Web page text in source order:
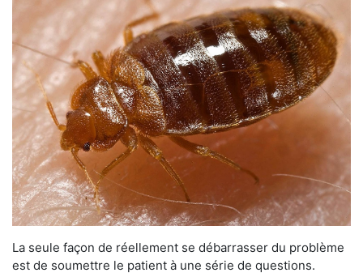
La seule façon de réellement se débarrasser du problème
est de soumettre le patient à une série de questions.